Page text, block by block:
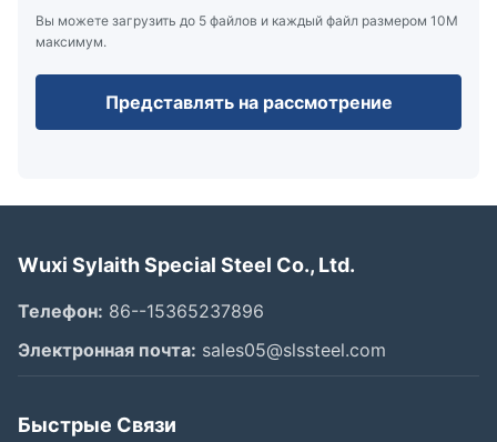
Вы можете загрузить до 5 файлов и каждый файл размером 10M
максимум.
Представлять на рассмотрение
Wuxi Sylaith Special Steel Co., Ltd.
Телефон: 86--15365237896
Электронная почта: sales05@slssteel.com
Быстрые Связи